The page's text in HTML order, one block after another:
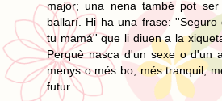
major; una nena també pot
ballarí. Hi ha una frase:
tu mamá'' que li diuen a la
Perquè nasca d'un sexe o d'un
menys o més bo, més tranquil,
futur.